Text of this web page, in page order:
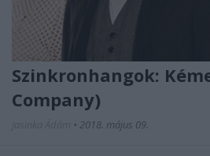
Szinkronhangok:
Company)
• 2018. május 09.